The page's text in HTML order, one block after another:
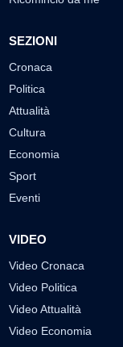
SEZIONI
Cronaca
Politica
Attualità
Cultura
Economia
Sport
Eventi
VIDEO
Video Cronaca
Video Politica
Video Attualità
Video Economia